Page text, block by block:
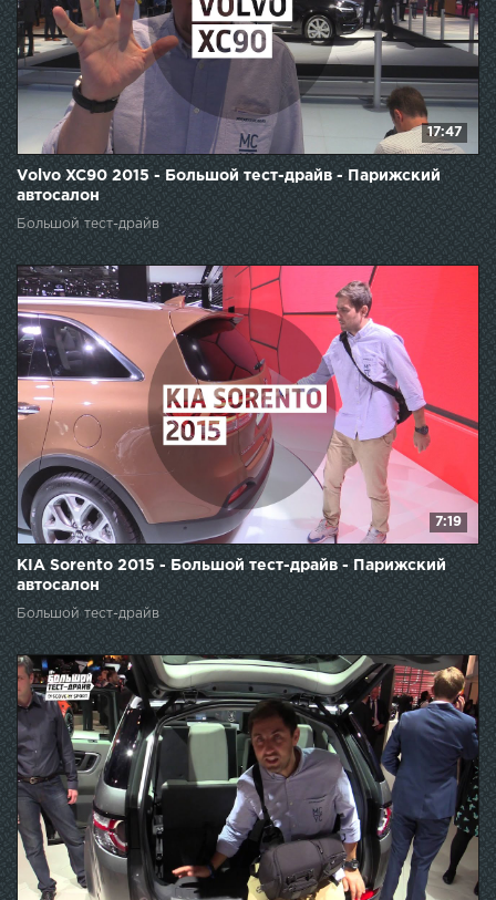
17:47
Volvo XC90 2015 - Большой тест-драйв - Парижский
автосалон
Большой тест-драйв
7:19
KIA Sorento 2015 - Большой тест-драйв - Парижский
автосалон
Большой тест-драйв